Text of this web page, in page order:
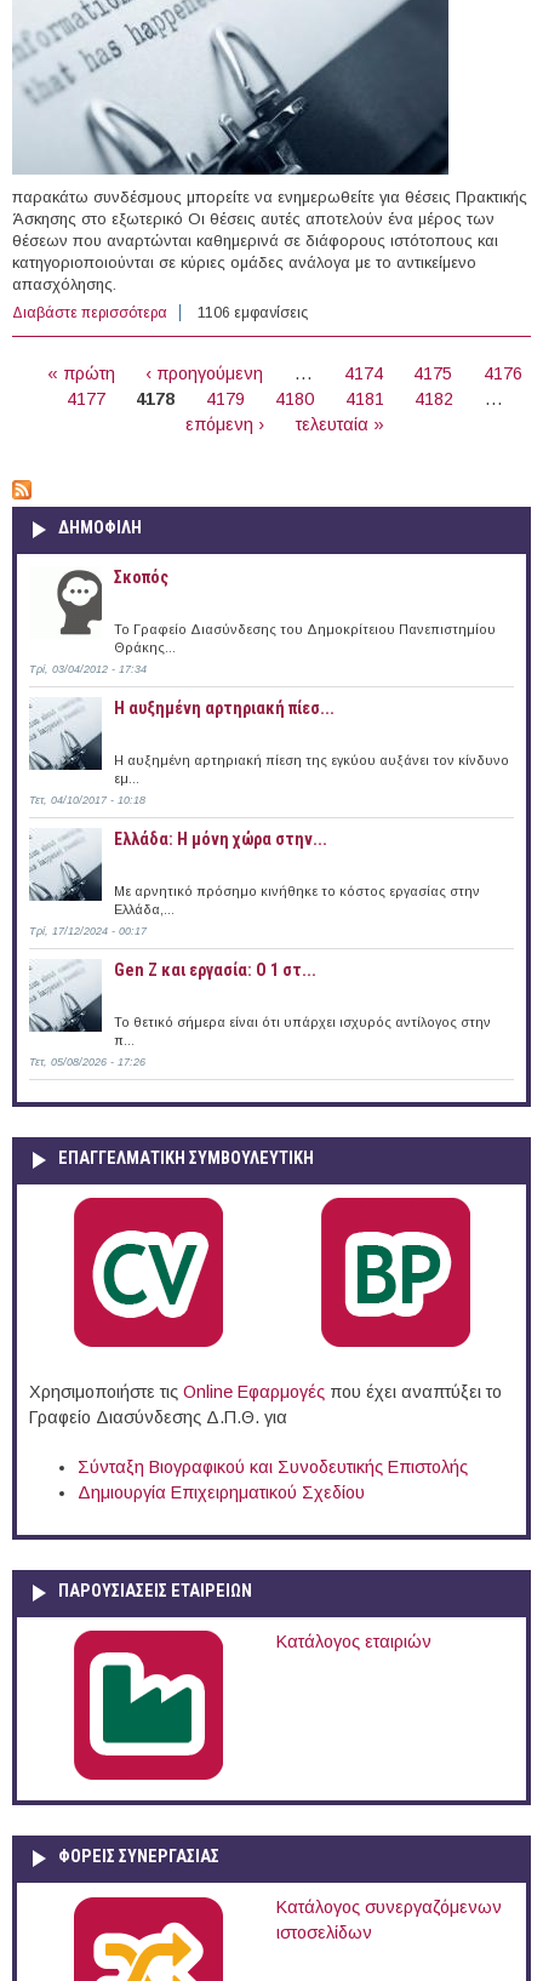
παρακάτω συνδέσμους μπορείτε να ενημερωθείτε για θέσεις Πρακτικής
Άσκησης στο εξωτερικό Οι θέσεις αυτές αποτελούν ένα μέρος των
θέσεων που αναρτώνται καθημερινά σε διάφορους ιστότοπους και
κατηγοριοποιούνται σε κύριες ομάδες ανάλογα με το αντικείμενο
απασχόλησης.
Διαβάστε περισσότερα για 49 θέσεις Πρακτικής Άσκησης στο εξωτερικό
(12/07/2016)
1106 εμφανίσεις
« πρώτη ‹ προηγούμενη … 4174 4175
4176
4177
4178 4179 4180 4181 4182
…
επόμενη ›
τελευταία »
ΔΗΜΟΦΙΛΗ
Σκοπός
Το Γραφείο Διασύνδεσης του Δημοκρίτειου Πανεπιστημίου
Θράκης...
Τρί, 03/04/2012 - 17:34
Η αυξημένη αρτηριακή πίεσ...
Η αυξημένη αρτηριακή πίεση της εγκύου αυξάνει τον κίνδυνο
εμ...
Τετ, 04/10/2017 - 10:18
Ελλάδα: Η μόνη χώρα στην...
Με αρνητικό πρόσημο κινήθηκε το κόστος εργασίας στην
Ελλάδα,...
Τρί, 17/12/2024 - 00:17
Gen Z και εργασία: Ο 1 στ...
Το θετικό σήμερα είναι ότι υπάρχει ισχυρός αντίλογος στην
π...
Τετ, 05/08/2026 - 17:26
ΕΠΑΓΓΕΛΜΑΤΙΚΉ ΣΥΜΒΟΥΛΕΥΤΙΚΉ
Χρησιμοποιήστε τις Online Eφαρμογές που έχει αναπτύξει το
Γραφείο Διασύνδεσης Δ.Π.Θ. για
Σύνταξη Βιογραφικού και Συνοδευτικής Επιστολής
Δημιουργία Επιχειρηματικού Σχεδίου
ΠΑΡΟΥΣΙΆΣΕΙΣ ΕΤΑΙΡΕΙΏΝ
Κατάλογος εταιριών
ΦΟΡΕΙΣ ΣΥΝΕΡΓΑΣΙΑΣ
Κατάλογος συνεργαζόμενων
ιστοσελίδων